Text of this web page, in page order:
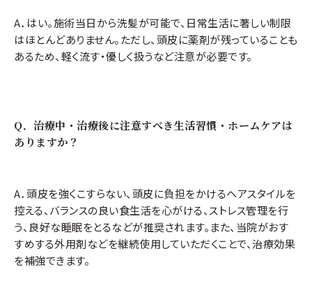
A．はい。施術当日から洗髪が可能で、日常生活に著しい制限
はほとんどありません。ただし、頭皮に薬剤が残っていることも
あるため、軽く流す・優しく扱うなど注意が必要です。
Q．治療中・治療後に注意すべき生活習慣・ホームケアは
ありますか？
A．頭皮を強くこすらない、頭皮に負担をかけるヘアスタイルを
控える、バランスの良い食生活を心がける、ストレス管理を行
う、良好な睡眠をとるなどが推奨されます。また、当院がおす
すめする外用剤などを継続使用していただくことで、治療効果
を補強できます。